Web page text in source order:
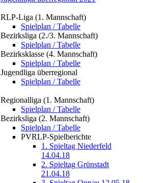
RLP-Liga (1. Mannschaft)
Spielplan / Tabelle
Bezirksliga (2./3. Mannschaft)
Spielplan / Tabelle
Bezirksklasse (4. Mannschaft)
Spielplan / Tabelle
Jugendliga überregional
Spielplan / Tabelle
Regionalliga (1. Mannschaft)
Spielplan / Tabelle
Bezirksliga (2. Mannschaft)
Spielplan / Tabelle
PVRLP-Spielberichte
1. Spieltag Niederfeld
14.04.18
2. Spieltag Grünstadt
21.04.18